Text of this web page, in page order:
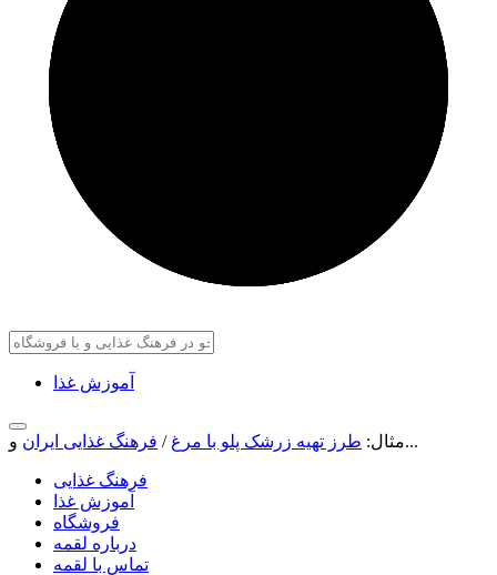
آموزش غذا
مثال: طرز تهیه زرشک پلو با مرغ / فرهنگ غذایی ایران و...
فرهنگ غذایی
آموزش غذا
فروشگاه
درباره لقمه
تماس با لقمه